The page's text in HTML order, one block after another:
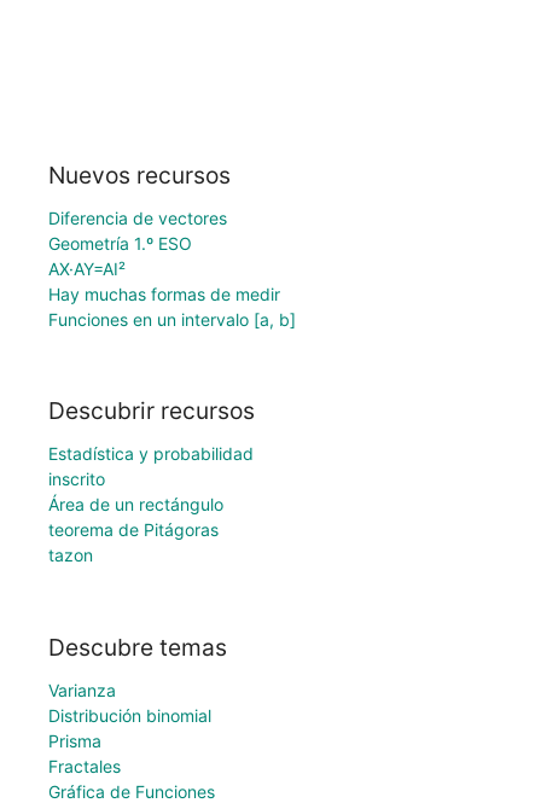
Nuevos recursos
Diferencia de vectores
Geometría 1.º ESO
AX·AY=AI²
Hay muchas formas de medir
Funciones en un intervalo [a, b]
Descubrir recursos
Estadística y probabilidad
inscrito
Área de un rectángulo
teorema de Pitágoras
tazon
Descubre temas
Varianza
Distribución binomial
Prisma
Fractales
Gráfica de Funciones